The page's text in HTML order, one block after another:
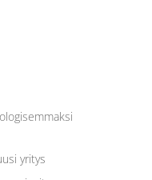
yritys